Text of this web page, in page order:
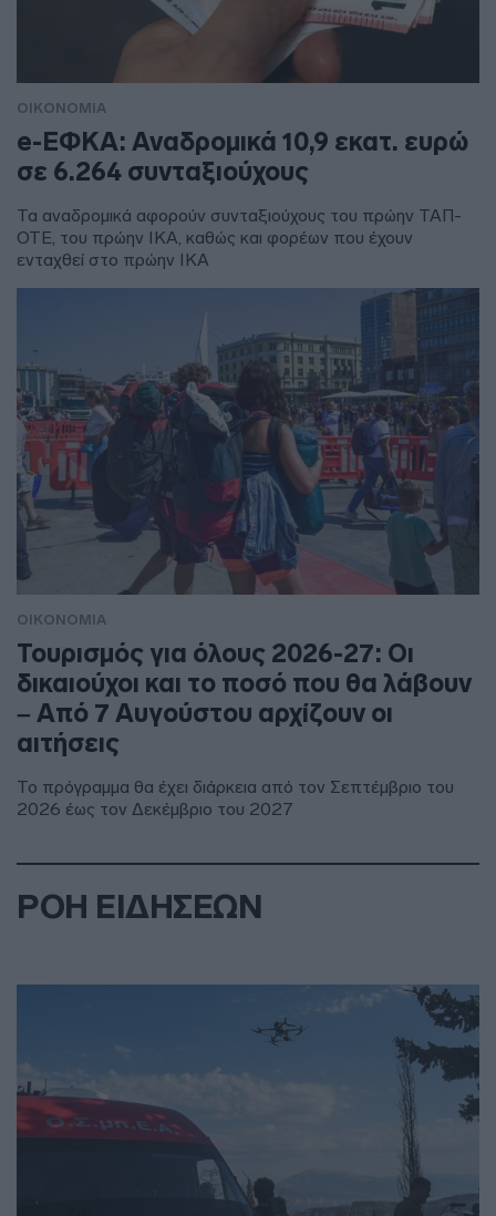
ΟΙΚΟΝΟΜΙΑ
e-ΕΦΚΑ: Αναδρομικά 10,9 εκατ. ευρώ
σε 6.264 συνταξιούχους
Τα αναδρομικά αφορούν συνταξιούχους του πρώην ΤΑΠ-
ΟΤΕ, του πρώην ΙΚΑ, καθώς και φορέων που έχουν
ενταχθεί στο πρώην ΙΚΑ
ΟΙΚΟΝΟΜΙΑ
Τουρισμός για όλους 2026-27: Οι
δικαιούχοι και το ποσό που θα λάβουν
– Από 7 Αυγούστου αρχίζουν οι
αιτήσεις
Το πρόγραμμα θα έχει διάρκεια από τον Σεπτέμβριο του
2026 έως τον Δεκέμβριο του 2027
ΡΟΗ ΕΙΔΗΣΕΩΝ